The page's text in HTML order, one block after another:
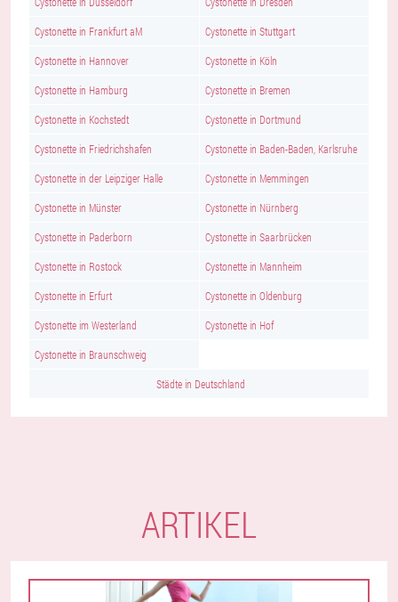
Cystonette in Frankfurt aM Cystonette in Stuttgart
Cystonette in Hannover Cystonette in Köln
Cystonette in Hamburg Cystonette in Bremen
Cystonette in Kochstedt Cystonette in Dortmund
Cystonette in Friedrichshafen Cystonette in Baden-Baden, Karlsruhe
Cystonette in der Leipziger Halle Cystonette in Memmingen
Cystonette in Münster Cystonette in Nürnberg
Cystonette in Paderborn Cystonette in Saarbrücken
Cystonette in Rostock Cystonette in Mannheim
Cystonette in Erfurt Cystonette in Oldenburg
Cystonette im Westerland Cystonette in Hof
Cystonette in Braunschweig
Städte in Deutschland
ARTIKEL